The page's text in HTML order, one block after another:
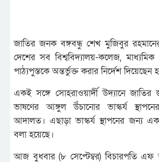
জাতির জনক বঙ্গবন্ধু শেখ মুজিবুর
দেশের সব বিশ্ববিদ্যালয়-কলেজ,
পাঠ্যপুস্তকে অন্তর্ভুক্ত করার নির্দেশ দিয়েছেন
একই সঙ্গে সোহরাওয়ার্দী উদ্যানে জাতির
ভাষণের আঙ্গুল উঁচানোর ভাস্কর্য
আদালত। এছাড়া ভাস্কর্য স্থাপনের জন্য
বলা হয়েছে।
আজ বুধবার (৮ সেপ্টেম্বর) বিচারপতি